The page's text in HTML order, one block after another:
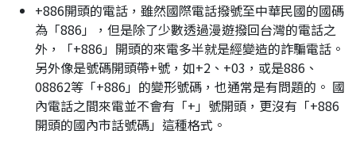
+886開頭的電話，雖然國際電話撥號至中華民國的國碼
為「886」，但是除了少數透過漫遊撥回台灣的電話之
外，「+886」開頭的來電多半就是經變造的詐騙電話。
另外像是號碼開頭帶+號，如+2、+03，或是886、
08862等「+886」的變形號碼，也通常是有問題的。 國
內電話之間來電並不會有「+」號開頭，更沒有「+886
開頭的國內市話號碼」這種格式。